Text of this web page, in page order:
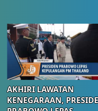
AKHIRI LAWATAN
KENEGARAAN,